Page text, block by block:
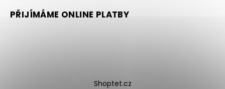
PŘIJÍMÁME ONLINE PLATBY
Shoptet.cz